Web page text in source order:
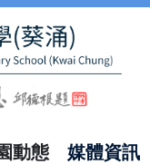
動態 媒體資訊